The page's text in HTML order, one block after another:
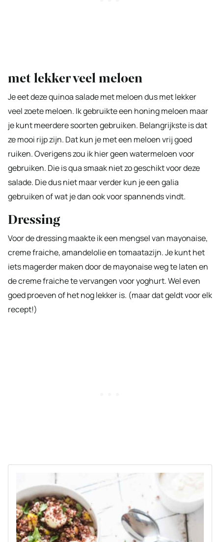
met lekker veel meloen
Je eet deze quinoa salade met meloen dus met lekker
veel zoete meloen. Ik gebruikte een honing meloen maar
je kunt meerdere soorten gebruiken. Belangrijkste is dat
ze mooi rijp zijn. Dat kun je met een meloen vrij goed
ruiken. Overigens zou ik hier geen watermeloen voor
gebruiken. Die is qua smaak niet zo geschikt voor deze
salade. Die dus niet maar verder kun je een galia
gebruiken of wat je dan ook voor spannends vindt.
Dressing
Voor de dressing maakte ik een mengsel van mayonaise,
creme fraiche, amandelolie en tomaatazijn. Je kunt het
iets magerder maken door de mayonaise weg te laten en
de creme fraiche te vervangen voor yoghurt. Wel even
goed proeven of het nog lekker is. (maar dat geldt voor elk
recept!)